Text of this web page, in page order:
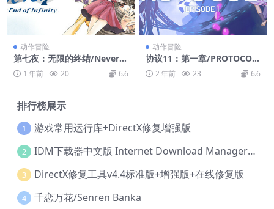
动作冒险
第七夜：无限的终结/Never 7
– The End of Infinity
1 年前 20 6.6
动作冒险
协议11：第一章/PROTOCOL
11 – Episode 1
2 年前 23 6.6
排行榜展示
1 游戏常用运行库+DirectX修复增强版
2 IDM下载器中文版 Internet Download Manager v6.42.36 IDM
3 DirectX修复工具v4.4标准版+增强版+在线修复版
4 千恋万花/Senren Banka